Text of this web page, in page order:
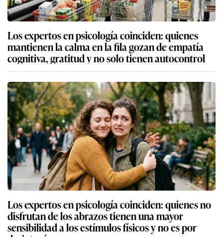
Los expertos en psicología coinciden: quienes
mantienen la calma en la fila gozan de empatía
cognitiva, gratitud y no solo tienen autocontrol
Los expertos en psicología coinciden: quienes no
disfrutan de los abrazos tienen una mayor
sensibilidad a los estímulos físicos y no es por